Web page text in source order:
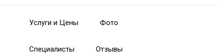
Услуги и Цены Фото
Специалисты Отзывы